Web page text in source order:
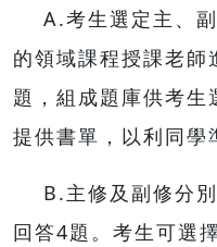
A.考生選定主、副
的領域課程授課老
題，組成題庫供考生
提供書單，以利同學
B.主修及副修分別
回答4題。考生可選